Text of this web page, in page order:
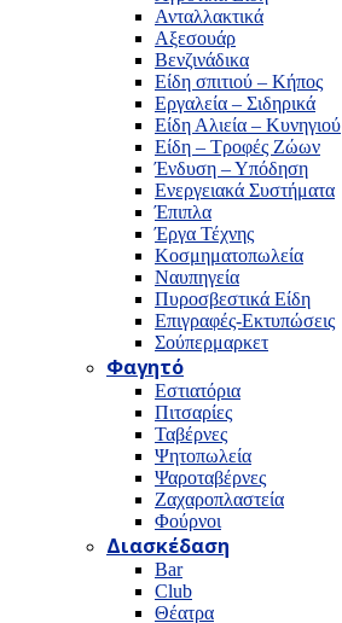
Ανταλλακτικά
Αξεσουάρ
Βενζινάδικα
Είδη σπιτιού – Κήπος
Εργαλεία – Σιδηρικά
Είδη Αλιεία – Κυνηγιού
Είδη – Τροφές Ζώων
Ένδυση – Υπόδηση
Ενεργειακά Συστήματα
Έπιπλα
Έργα Τέχνης
Κοσμηματοπωλεία
Ναυπηγεία
Πυροσβεστικά Είδη
Επιγραφές-Εκτυπώσεις
Σούπερμαρκετ
Φαγητό
Εστιατόρια
Πιτσαρίες
Ταβέρνες
Ψητοπωλεία
Ψαροταβέρνες
Ζαχαροπλαστεία
Φούρνοι
Διασκέδαση
Bar
Club
Θέατρα